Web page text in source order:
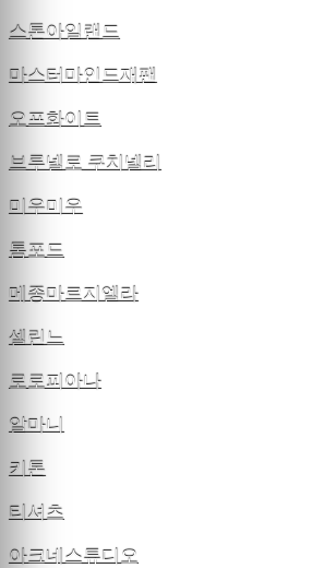
스톤아일랜드
마스터마인드재팬
오프화이트
브루넬로 쿠치넬리
미우미우
톰포드
메종마르지엘라
셀린느
로로피아나
알마니
키톤
티셔츠
아크네스튜디오